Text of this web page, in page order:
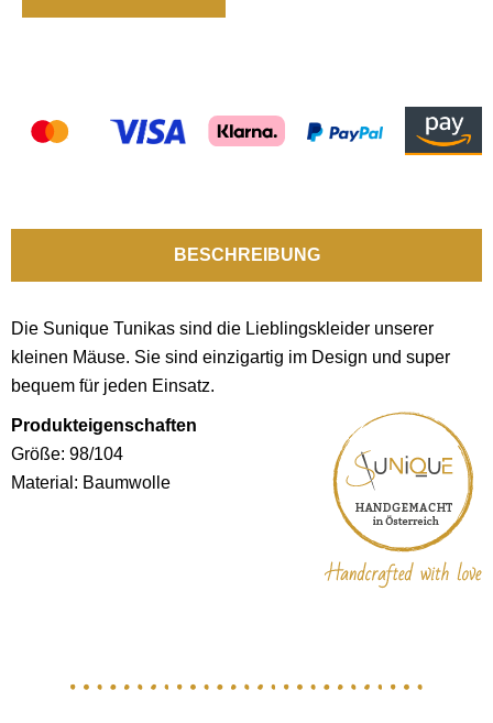
BESCHREIBUNG
Die Sunique Tunikas sind die Lieblingskleider unserer
kleinen Mäuse. Sie sind einzigartig im Design und super
bequem für jeden Einsatz.
Produkteigenschaften
Größe: 98/104
Material: Baumwolle